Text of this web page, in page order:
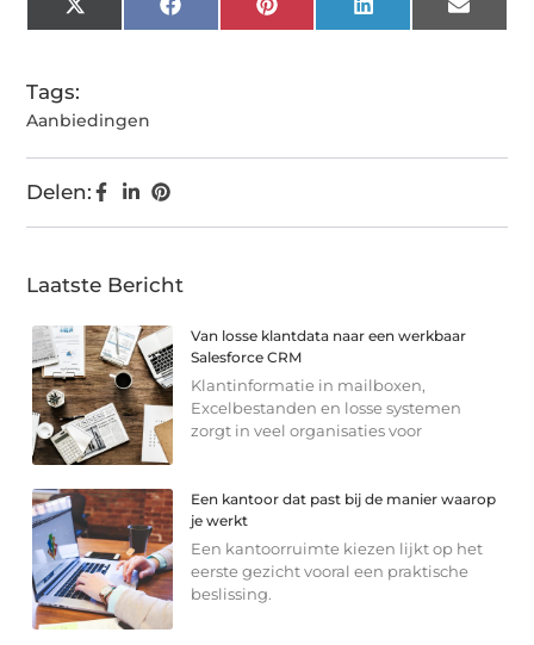
X
(Twitter)
FacebookPinterest LinkedIn Email
Tags:
Aanbiedingen
Delen:
Laatste Bericht
Van losse klantdata naar een werkbaar
Salesforce CRM
Klantinformatie in mailboxen,
Excelbestanden en losse systemen
zorgt in veel organisaties voor
Een kantoor dat past bij de manier waarop
je werkt
Een kantoorruimte kiezen lijkt op het
eerste gezicht vooral een praktische
beslissing.